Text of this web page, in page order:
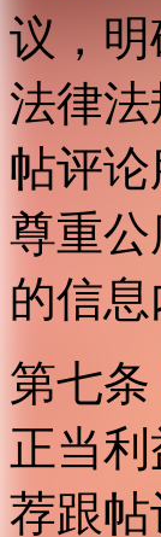
议，
法律
帖评
尊重
的信息
第七
正当
荐跟